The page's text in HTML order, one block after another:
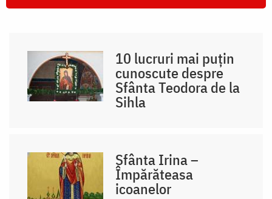
10 lucruri mai puțin
cunoscute despre
Sfânta Teodora de la
Sihla
Sfânta Irina –
Împărăteasa
icoanelor